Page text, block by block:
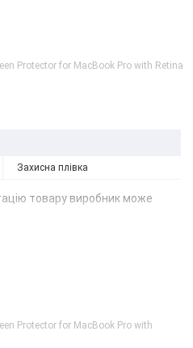
Protector for MacBook Pro with Retina
Захисна плівка
товару виробник може
Protector for MacBook Pro with